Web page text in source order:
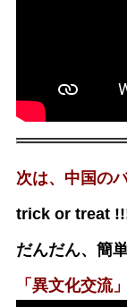
次は、中国の
trick or treat
だんだん、簡
「異文化交流